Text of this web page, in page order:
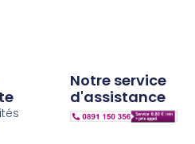
Notre service
d'assistance